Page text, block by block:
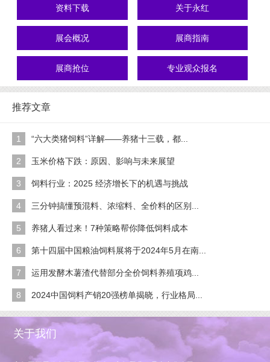
资料下载 关于永红
展会概况 展商指南
展商抢位 专业观众报名
推荐文章
1 “六大类猪饲料”详解——养猪十三载，都...
2 玉米价格下跌：原因、影响与未来展望
3 饲料行业：2025 经济增长下的机遇与挑战
4 三分钟搞懂预混料、浓缩料、全价料的区别...
5 养猪人看过来！7种策略帮你降低饲料成本
6 第十四届中国粮油饲料展将于2024年5月在南...
7 运用发酵木薯渣代替部分全价饲料养殖项鸡...
8 2024中国饲料产销20强榜单揭晓，行业格局...
关于我们